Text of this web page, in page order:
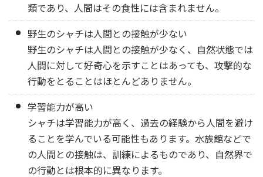
類であり、人間はその食性には含まれません。
野生のシャチは人間との接触が少ない
野生のシャチは人間との接触が少なく、自然状態では
人間に対して好奇心を示すことはあっても、攻撃的な
行動をとることはほとんどありません。
学習能力が高い
シャチは学習能力が高く、過去の経験から人間を避け
ることを学んでいる可能性もあります。水族館などで
の人間との接触は、訓練によるものであり、自然界で
の行動とは根本的に異なります。